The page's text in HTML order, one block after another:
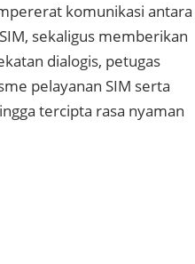
komunikasi antara
sekaligus memberikan
dialogis, petugas
pelayanan SIM serta
tercipta rasa nyaman